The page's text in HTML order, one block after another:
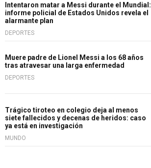
Intentaron matar a Messi durante el Mundial:
informe policial de Estados Unidos revela el
alarmante plan
DEPORTES
Muere padre de Lionel Messi a los 68 años
tras atravesar una larga enfermedad
DEPORTES
Trágico tiroteo en colegio deja al menos
siete fallecidos y decenas de heridos: caso
ya está en investigación
MUNDO